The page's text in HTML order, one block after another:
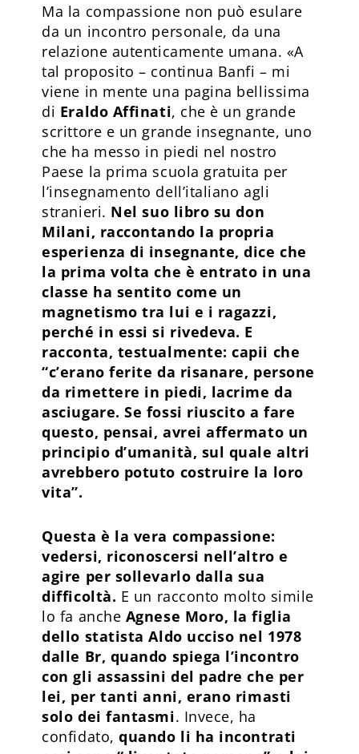
Ma la compassione non può esulare
da un incontro personale, da una
relazione autenticamente umana. «A
tal proposito – continua Banfi – mi
viene in mente una pagina bellissima
di Eraldo Affinati, che è un grande
scrittore e un grande insegnante, uno
che ha messo in piedi nel nostro
Paese la prima scuola gratuita per
l’insegnamento dell’italiano agli
stranieri. Nel suo libro su don
Milani, raccontando la propria
esperienza di insegnante, dice che
la prima volta che è entrato in una
classe ha sentito come un
magnetismo tra lui e i ragazzi,
perché in essi si rivedeva. E
racconta, testualmente: capii che
“c’erano ferite da risanare, persone
da rimettere in piedi, lacrime da
asciugare. Se fossi riuscito a fare
questo, pensai, avrei affermato un
principio d’umanità, sul quale altri
avrebbero potuto costruire la loro
vita”.
Questa è la vera compassione:
vedersi, riconoscersi nell’altro e
agire per sollevarlo dalla sua
difficoltà. E un racconto molto simile
lo fa anche Agnese Moro, la figlia
dello statista Aldo ucciso nel 1978
dalle Br, quando spiega l’incontro
con gli assassini del padre che per
lei, per tanti anni, erano rimasti
solo dei fantasmi. Invece, ha
confidato,quando li ha incontrati